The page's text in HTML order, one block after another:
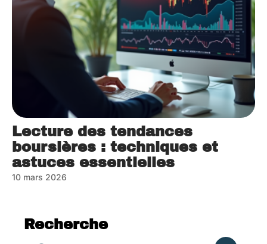
Lecture des tendances
boursières : techniques et
astuces essentielles
10 mars 2026
Recherche